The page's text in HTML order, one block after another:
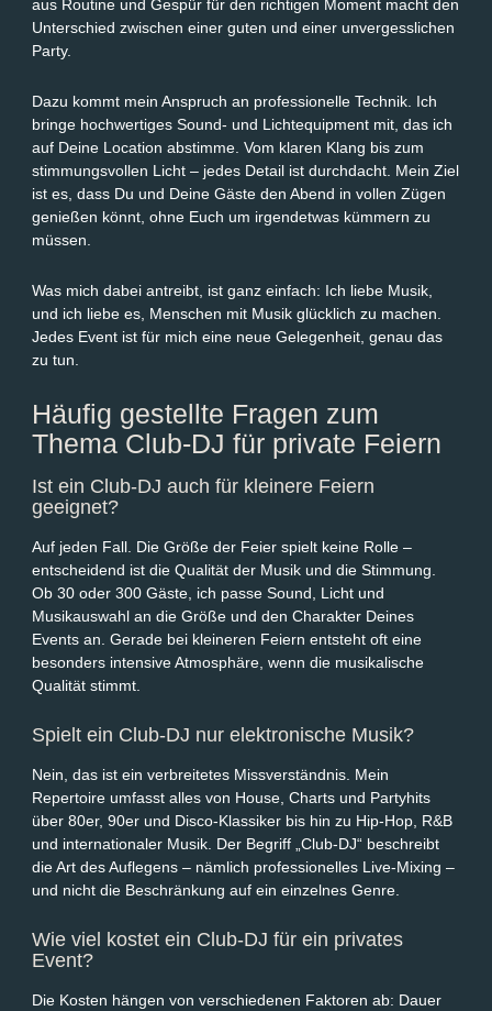
aus Routine und Gespür für den richtigen Moment macht den
Unterschied zwischen einer guten und einer unvergesslichen
Party.
Dazu kommt mein Anspruch an professionelle Technik. Ich
bringe hochwertiges Sound- und Lichtequipment mit, das ich
auf Deine Location abstimme. Vom klaren Klang bis zum
stimmungsvollen Licht – jedes Detail ist durchdacht. Mein Ziel
ist es, dass Du und Deine Gäste den Abend in vollen Zügen
genießen könnt, ohne Euch um irgendetwas kümmern zu
müssen.
Was mich dabei antreibt, ist ganz einfach: Ich liebe Musik,
und ich liebe es, Menschen mit Musik glücklich zu machen.
Jedes Event ist für mich eine neue Gelegenheit, genau das
zu tun.
Häufig gestellte Fragen zum
Thema Club-DJ für private Feiern
Ist ein Club-DJ auch für kleinere Feiern
geeignet?
Auf jeden Fall. Die Größe der Feier spielt keine Rolle –
entscheidend ist die Qualität der Musik und die Stimmung.
Ob 30 oder 300 Gäste, ich passe Sound, Licht und
Musikauswahl an die Größe und den Charakter Deines
Events an. Gerade bei kleineren Feiern entsteht oft eine
besonders intensive Atmosphäre, wenn die musikalische
Qualität stimmt.
Spielt ein Club-DJ nur elektronische Musik?
Nein, das ist ein verbreitetes Missverständnis. Mein
Repertoire umfasst alles von House, Charts und Partyhits
über 80er, 90er und Disco-Klassiker bis hin zu Hip-Hop, R&B
und internationaler Musik. Der Begriff „Club-DJ“ beschreibt
die Art des Auflegens – nämlich professionelles Live-Mixing –
und nicht die Beschränkung auf ein einzelnes Genre.
Wie viel kostet ein Club-DJ für ein privates
Event?
Die Kosten hängen von verschiedenen Faktoren ab: Dauer